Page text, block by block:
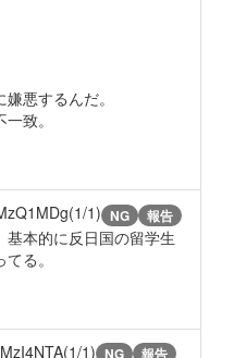
悪するんだ。
致。
1) NG 報告
本的に反日国の留学生
る。
1) NG 報告